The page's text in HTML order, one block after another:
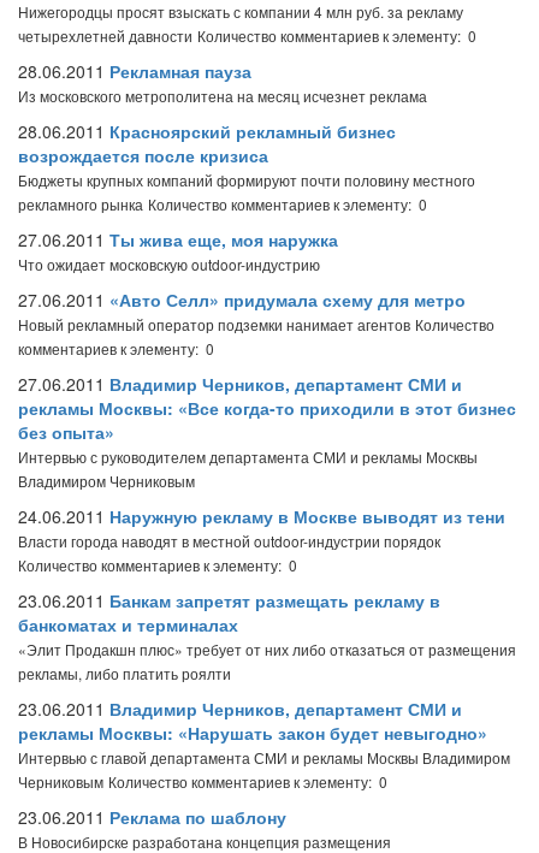
Нижегородцы просят взыскать с компании 4 млн руб. за рекламу
четырехлетней давности Количество комментариев к элементу: 0
28.06.2011 Рекламная пауза
Из московского метрополитена на месяц исчезнет реклама
28.06.2011 Красноярский рекламный бизнес
возрождается после кризиса
Бюджеты крупных компаний формируют почти половину местного
рекламного рынка Количество комментариев к элементу: 0
27.06.2011 Ты жива еще, моя наружка
Что ожидает московскую outdoor-индустрию
27.06.2011 «Авто Селл» придумала схему для метро
Новый рекламный оператор подземки нанимает агентов Количество
комментариев к элементу: 0
27.06.2011 Владимир Черников, департамент СМИ и
рекламы Москвы: «Все когда-то приходили в этот бизнес
без опыта»
Интервью с руководителем департамента СМИ и рекламы Москвы
Владимиром Черниковым
24.06.2011 Наружную рекламу в Москве выводят из тени
Власти города наводят в местной outdoor-индустрии порядок
Количество комментариев к элементу: 0
23.06.2011 Банкам запретят размещать рекламу в
банкоматах и терминалах
«Элит Продакшн плюс» требует от них либо отказаться от размещения
рекламы, либо платить роялти
23.06.2011 Владимир Черников, департамент СМИ и
рекламы Москвы: «Нарушать закон будет невыгодно»
Интервью с главой департамента СМИ и рекламы Москвы Владимиром
Черниковым Количество комментариев к элементу: 0
23.06.2011 Реклама по шаблону
В Новосибирске разработана концепция размещения